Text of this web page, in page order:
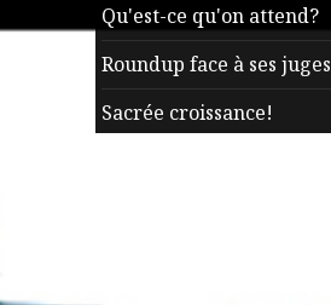
Qu'est-ce qu'on attend?
Roundup face à ses juges
Sacrée croissance!